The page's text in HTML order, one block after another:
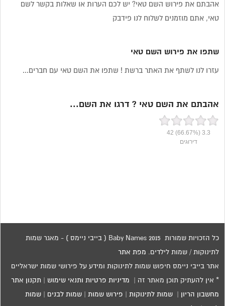
אהבתם את פירוש השם טאי? יש לכם הערות או שאלות בקשר לשם
טאי, אתם מוזמנים לשלוח לנו פידבק
שתפו את פירוש השם טאי
עזרו לנו לשתף את האתר ברשת ! שתפו את השם טאי עם חברים...
אהבתם את השם טאי ? דרגו את השם...
3.3
(66.67%)
42
דירוגים
כל הזכויות שמורות 2015 Baby Names ( בייבי ניימס ) - מאגר שמות
לתינוקות / שמות לילדים. מפת אתר
אתר בייבי ניימס חיפוש שמות לתינוקות ומידע על פירושי שמות ישראליים
* אין להעתיק תוכן מאתר זה | מדיניות פרטיות ותנאי שימוש תקנון אתר
מחשבון הריון |שמות לתינוקות פירוש שמות |שמות לבנים |שמות